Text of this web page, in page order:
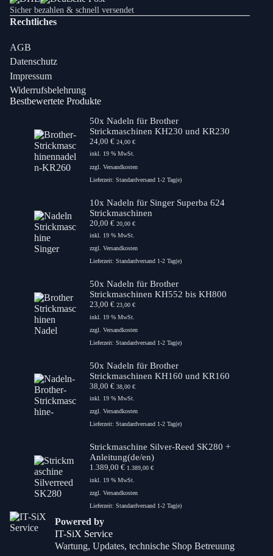
Sicher bezahlen & schnell versendet
Rechtliches
AGB
Datenschutz
Impressum
Widerrufsbelehrung
Bestbewertete Produkte
50x Nadeln für Brother
Strickmaschinen KH230 und KR230
24,00 € 24,00 €
inkl. 19 % MwSt.
zzgl. Versandkosten
Lieferzeit: Standardversand 1-2 Tag(e)
10x Nadeln für Singer Superba 624
Strickmaschinen
20,00 € 20,00 €
inkl. 19 % MwSt.
zzgl. Versandkosten
Lieferzeit: Standardversand 1-2 Tag(e)
50x Nadeln für Brother
Strickmaschinen KH552 bis KH800
23,00 € 23,00 €
inkl. 19 % MwSt.
zzgl. Versandkosten
Lieferzeit: Standardversand 1-2 Tag(e)
50x Nadeln für Brother
Strickmaschinen KH160 und KR160
38,00 € 38,00 €
inkl. 19 % MwSt.
zzgl. Versandkosten
Lieferzeit: Standardversand 1-2 Tag(e)
Strickmaschine Silver-Reed SK280 +
Anleitung(de/en)
1.389,00 € 1.389,00 €
inkl. 19 % MwSt.
zzgl. Versandkosten
Lieferzeit: Standardversand 1-2 Tag(e)
Powered by
IT-SiX Service
Wartung, Updates, technische Shop Betreuung